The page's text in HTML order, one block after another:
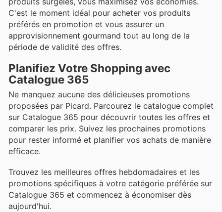
C'est le moment idéal pour acheter vos produits
préférés en promotion et vous assurer un
approvisionnement gourmand tout au long de la
période de validité des offres.
Planifiez Votre Shopping avec
Catalogue 365
Ne manquez aucune des délicieuses promotions
proposées par Picard. Parcourez le catalogue complet
sur Catalogue 365 pour découvrir toutes les offres et
comparer les prix. Suivez les prochaines promotions
pour rester informé et planifier vos achats de manière
efficace.
Trouvez les meilleures offres hebdomadaires et les
promotions spécifiques à votre catégorie préférée sur
Catalogue 365 et commencez à économiser dès
aujourd'hui.